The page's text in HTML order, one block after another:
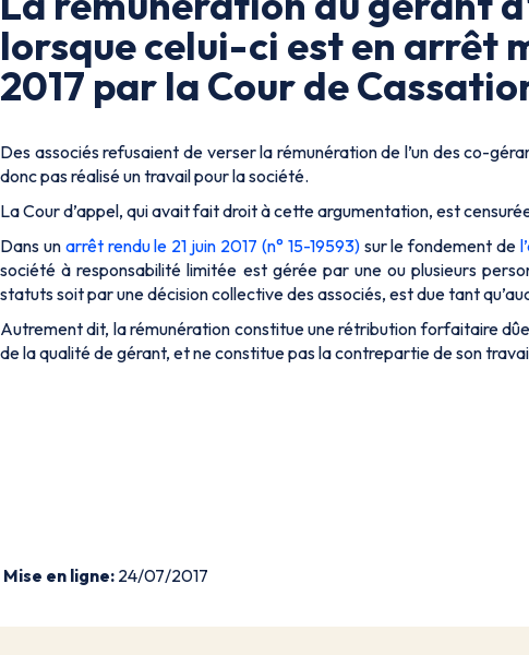
lorsque celui-ci est en arrêt
2017 par la Cour de
Des associés refusaient de verser la rémunération de l’un des co-
donc pas réalisé un travail pour la société.
La Cour d’appel, qui avait fait droit à cette argumentation, est
Dans un arrêt rendu le 21 juin 2017 (n° 15-19593)sur le fondement de
société à responsabilité limitée est gérée par une ou plusieurs
statuts soit par une décision collective des associés, est due tant
Autrement dit, la rémunération constitue une rétribution forfaitaire
de la qualité de gérant, et ne constitue pas la contrepartie de son
Mise en ligne: 24/07/2017